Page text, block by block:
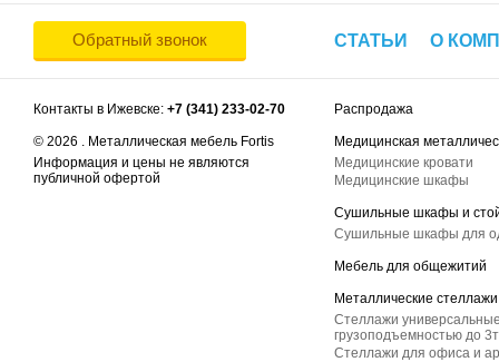
Обратный звонок СТАТЬИ О
Контакты в Ижевске: +7 (341) 233-02-70
© 2026 . Металлическая мебель Fortis
Информация и цены не являются
публичной офертой
Распродажа
Медицинская
Медицинские кровати
Медицинские шкафы
Сушильные шкафы и
Сушильные шкафы для
Мебель для общежитий
Металлические стеллажи
Стеллажи
грузоподъемностью до
Стеллажи для офиса и